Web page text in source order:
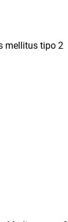
mellitus tipo 2